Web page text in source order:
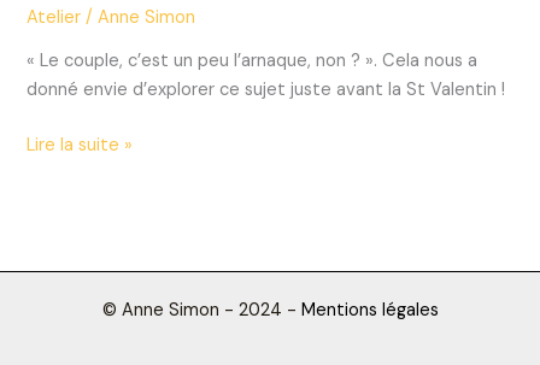
Atelier /Anne Simon
« Le couple, c’est un peu l’arnaque, non ? ». Cela nous a
donné envie d’explorer ce sujet juste avant la St Valentin !
Lire la suite »
© Anne Simon - 2024 - Mentions légales